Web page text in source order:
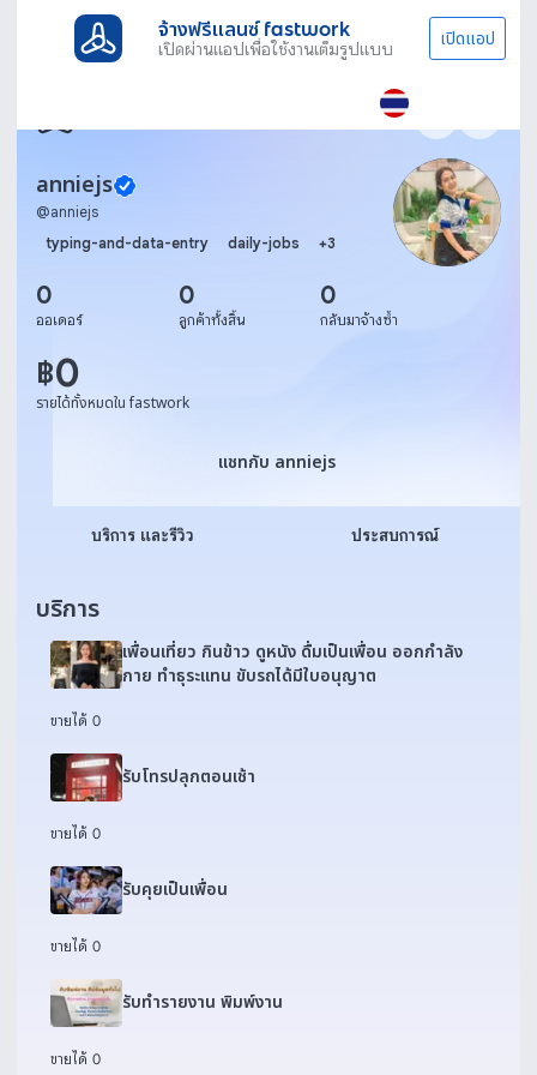
จ้างฟรีแลนซ์ fastwork
เปิดผ่านแอปเพื่อใช้งานเต็มรูปแบบ เปิดแอป
anniejs
@anniejs
typing-and-data-entry
daily-jobs +3
0
ออเดอร์
0
ลูกค้าทั้งสิ้น
0
กลับมาจ้างซ้ำ
฿0
รายได้ทั้งหมดใน fastwork
แชทกับ anniejs
แชทกับ anniejs
บริการ และรีวิว ประสบการณ์
บริการ
เพื่อนเที่ยว กินข้าว ดูหนัง ดื่มเป็นเพื่อน ออกกำลัง
กาย ทำธุระแทน ขับรถได้มีใบอนุญาต
ขายได้ 0
รับโทรปลุกตอนเช้า
ขายได้ 0
รับคุยเป็นเพื่อน
ขายได้ 0
รับทำรายงาน พิมพ์งาน
ขายได้ 0